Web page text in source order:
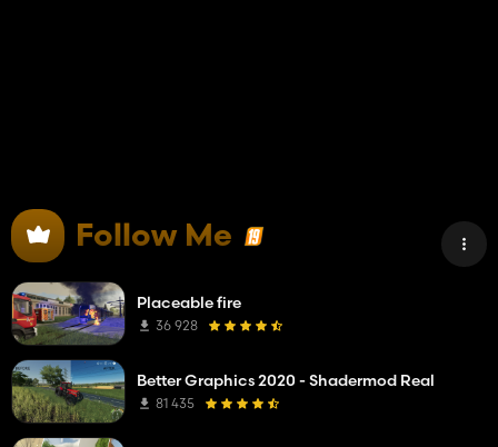
Follow Me
Placeable fire
36 928
Better Graphics 2020 - Shadermod Real
81 435